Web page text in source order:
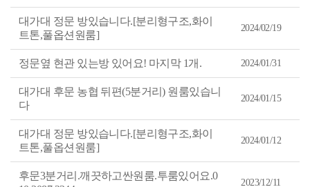
리
표
대가대 정문 방있습니다.[분리형구조,화이
트톤,풀옵션원룸]
2024/02/19
정문옆 현관 있는방 있어요! 마지막 1개. 2024/01/31
대가대 후문 농협 뒤편(5분거리) 원룸있습니
다
2024/01/15
대가대 정문 방있습니다.[분리형구조,화이
트톤,풀옵션원룸]
2024/01/12
후문3분거리.깨끗하고싼원룸.투룸있어요.0
2023/12/11